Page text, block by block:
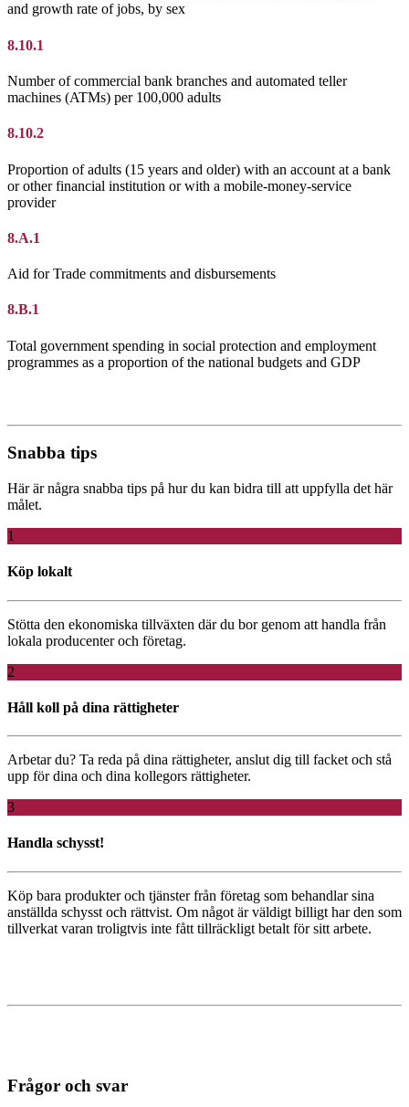
and growth rate of jobs, by sex
8.10.1
Number of commercial bank branches and automated teller
machines (ATMs) per 100,000 adults
8.10.2
Proportion of adults (15 years and older) with an account at a bank
or other financial institution or with a mobile-money-service
provider
8.A.1
Aid for Trade commitments and disbursements
8.B.1
Total government spending in social protection and employment
programmes as a proportion of the national budgets and GDP
Snabba tips
Här är några snabba tips på hur du kan bidra till att uppfylla det här
målet.
1
Köp lokalt
Stötta den ekonomiska tillväxten där du bor genom att handla från
lokala producenter och företag.
2
Håll koll på dina rättigheter
Arbetar du? Ta reda på dina rättigheter, anslut dig till facket och stå
upp för dina och dina kollegors rättigheter.
3
Handla schysst!
Köp bara produkter och tjänster från företag som behandlar sina
anställda schysst och rättvist. Om något är väldigt billigt har den som
tillverkat varan troligtvis inte fått tillräckligt betalt för sitt arbete.
Frågor och svar